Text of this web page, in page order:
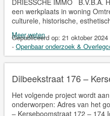
een werkplaats in woning
culturele, historische,
Meer weten
Gepubliceerd op: 21 oktober 2024
- Openbaar onderzoek &
Dilbeekstraat 176 –
Het volgende project wordt
onderworpen: Adres van
– Kerseboomstraat 172 – 174